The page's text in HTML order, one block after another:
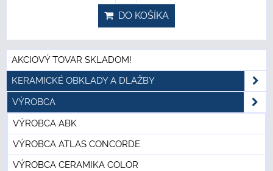
DO KOŠÍKA
AKCIOVÝ TOVAR SKLADOM!
KERAMICKÉ OBKLADY A DLAŽBY
VÝROBCA
VÝROBCA ABK
VÝROBCA ATLAS CONCORDE
VÝROBCA CERAMIKA COLOR